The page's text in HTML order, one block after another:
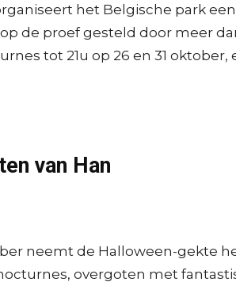
het Belgische park
de proef gesteld door meer
tot 21u op 26 en 31 oktober,
van Han
neemt de Halloween-gekte
overgoten met